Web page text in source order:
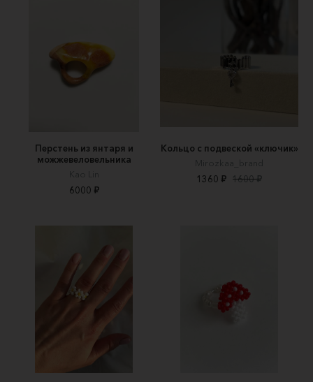
Перстень из янтаря и
можжевеловельника
Kao Lin
6000 ₽
Кольцо с подвеской «ключик»
Mirozkaa_brand
1360 ₽ 1600 ₽